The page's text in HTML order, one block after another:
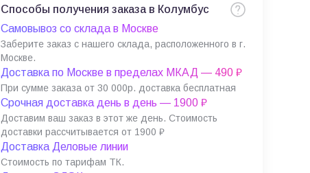
Способы получения заказа в Колумбус
Самовывоз со склада в Москве
Заберите заказ с нашего склада, расположенного в г.
Москве.
Доставка по Москве в пределах МКАД — 490 ₽
При сумме заказа от 30 000р. доставка бесплатная
Срочная доставка день в день — 1900 ₽
Доставим ваш заказ в этот же день. Стоимость
доставки рассчитывается от 1900 ₽
Доставка Деловые линии
Стоимость по тарифам ТК.